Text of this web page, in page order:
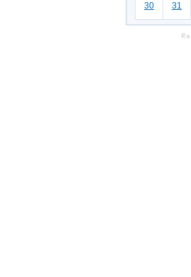
30 31